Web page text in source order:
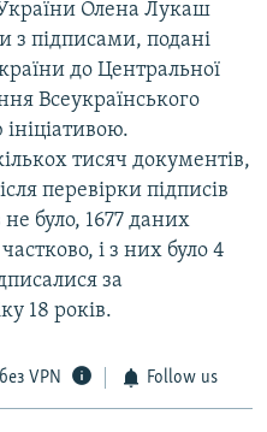
України Олена Лукаш
з підписами, подані
до Центральної
Всеукраїнського
тисяч документів,
перевірки підписів
не було, 1677 даних
і з них було 4
за
18 років.
VPN Follow us